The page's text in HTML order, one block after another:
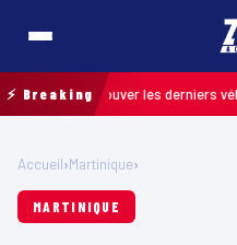
⚡ Breaking
retrouver les derniers véhicules
Accueil›Martinique›
MARTINIQUE